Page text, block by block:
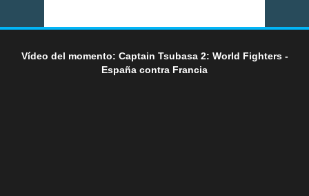
Vídeo del momento: Captain Tsubasa 2: World Fighters -
España contra Francia